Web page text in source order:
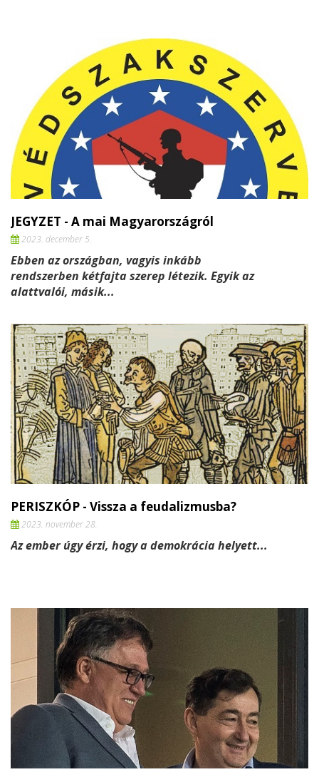
JEGYZET - A mai Magyarországról
2023. december 5.
Ebben az országban, vagyis inkább
rendszerben kétfajta szerep létezik. Egyik az
alattvalói, másik...
PERISZKÓP - Vissza a feudalizmusba?
2023. november 28.
Az ember úgy érzi, hogy ademokrácia helyett...